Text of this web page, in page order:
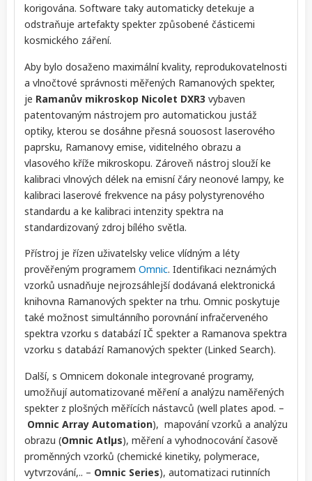
korigována. Software taky automaticky detekuje a
odstraňuje artefakty spekter způsobené částicemi
kosmického záření.
Aby bylo dosaženo maximální kvality, reprodukovatelnosti
a vlnočtové správnosti měřených Ramanových spekter,
je Ramanův mikroskop Nicolet DXR3 vybaven
patentovaným nástrojem pro automatickou justáž
optiky, kterou se dosáhne přesná souosost laserového
paprsku, Ramanovy emise, viditelného obrazu a
vlasového kříže mikroskopu. Zároveň nástroj slouží ke
kalibraci vlnových délek na emisní čáry neonové lampy, ke
kalibraci laserové frekvence na pásy polystyrenového
standardu a ke kalibraci intenzity spektra na
standardizovaný zdroj bílého světla.
Přístroj je řízen uživatelsky velice vlídným a léty
prověřeným programem Omnic. Identifikaci neznámých
vzorků usnadňuje nejrozsáhlejší dodávaná elektronická
knihovna Ramanových spekter na trhu. Omnic poskytuje
také možnost simultánního porovnání infračerveného
spektra vzorku s databází IČ spekter a Ramanova spektra
vzorku s databází Ramanových spekter (Linked Search).
Další, s Omnicem dokonale integrované programy,
umožňují automatizované měření a analýzu naměřených
spekter z plošných měřících nástavců (well plates apod. –
Omnic Array Automation), mapování vzorků a analýzu
obrazu (Omnic Atlµs), měření a vyhodnocování časově
proměnných vzorků (chemické kinetiky, polymerace,
vytvrzování,.. – Omnic Series), automatizaci rutinních